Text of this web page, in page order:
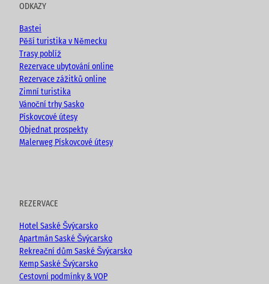
b
e
o
o
k
a
m
ODKAZY
Bastei
Pěší turistika v Německu
Trasy poblíž
Rezervace ubytování online
Rezervace zážitků online
Zimní turistika
Vánoční trhy Sasko
Pískovcové útesy
Objednat prospekty
Malerweg Pískovcové útesy
REZERVACE
Hotel Saské Švýcarsko
Apartmán Saské Švýcarsko
Rekreační dům Saské Švýcarsko
Kemp Saské Švýcarsko
Cestovní podmínky & VOP